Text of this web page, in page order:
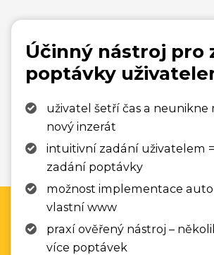
Účinný nástroj pro
poptávky
uživatel šetří čas a neunikne
nový inzerát
intuitivní zadání uživatelem
zadání poptávky
možnost implementace
vlastní www
praxí ověřený nástroj –
více poptávek